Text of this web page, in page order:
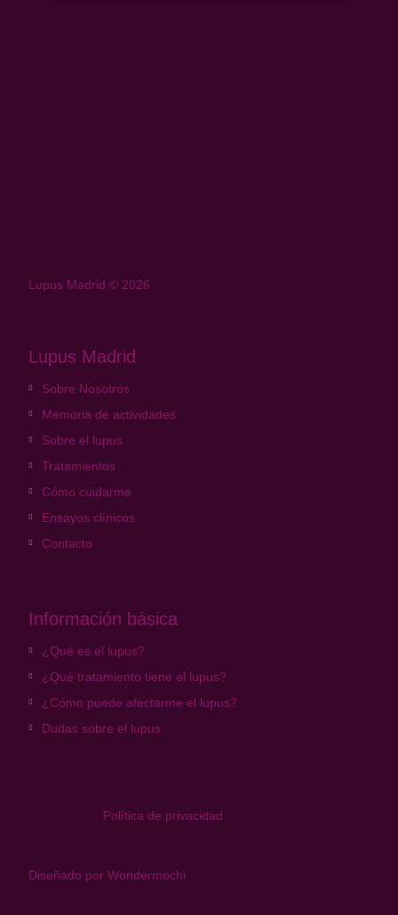
Lupus Madrid © 2026
Lupus Madrid
Sobre Nosotros
Memoria de actividades
Sobre el lupus
Tratamientos
Cómo cuidarme
Ensayos clínicos
Contacto
Información básica
¿Qué es el lupus?
¿Qué tratamiento tiene el lupus?
¿Cómo puede afectarme el lupus?
Dudas sobre el lupus
Política de privacidad
Diseñado por Wondermochi